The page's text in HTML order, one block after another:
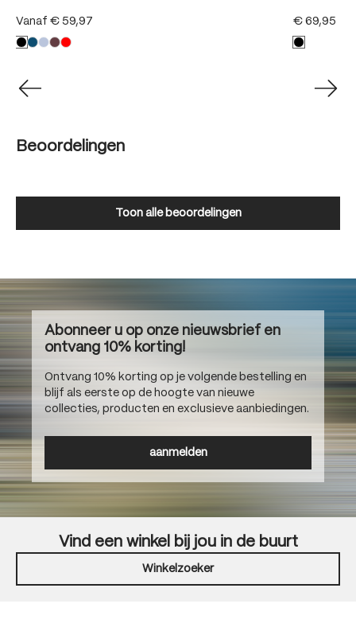
Vanaf € 59,97 € 69,95
Beoordelingen
Toon alle beoordelingen
Abonneer u op onze nieuwsbrief en
ontvang 10% korting!
Ontvang 10% korting op je volgende bestelling en
blijf als eerste op de hoogte van nieuwe
collecties, producten en exclusieve aanbiedingen.
aanmelden
Vind een winkel bij jou in de buurt
Winkelzoeker